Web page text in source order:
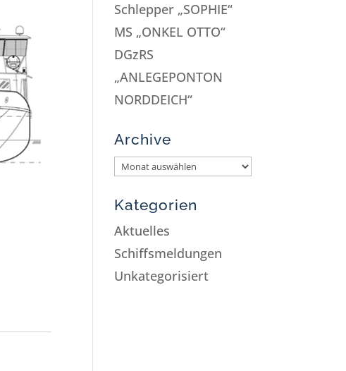
Schlepper „SOPHIE“
MS „ONKEL OTTO“
DGzRS
„ANLEGEPONTON
NORDDEICH“
Archive
Kategorien
Aktuelles
Schiffsmeldungen
Unkategorisiert